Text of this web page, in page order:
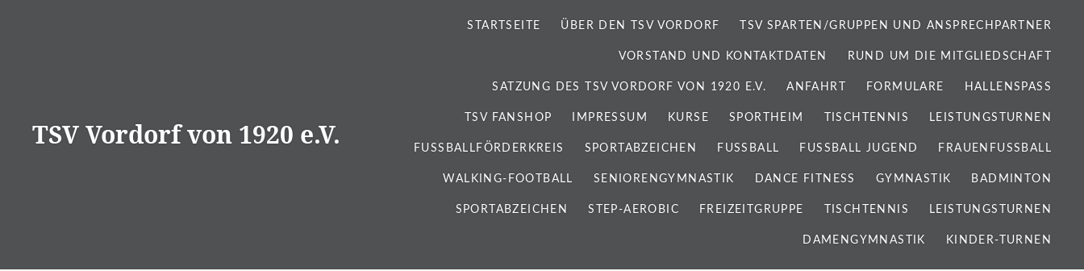
TSV Vordorf von 1920 e.V.
STARTSEITE ÜBER DEN TSV VORDORF TSV SPARTEN/GRUPPEN UND ANSPRECHPARTNER
VORSTAND UND KONTAKTDATEN RUND UM DIE MITGLIEDSCHAFT
SATZUNG DES TSV VORDORF VON 1920 E.V. ANFAHRT FORMULARE HALLENSPASS
TSV FANSHOP IMPRESSUM KURSE SPORTHEIM TISCHTENNIS LEISTUNGSTURNEN
FUSSBALLFÖRDERKREIS SPORTABZEICHEN FUSSBALL FUSSBALL JUGEND FRAUENFUSSBALL
WALKING-FOOTBALL SENIORENGYMNASTIK DANCE FITNESS GYMNASTIK BADMINTON
SPORTABZEICHEN STEP-AEROBIC FREIZEITGRUPPE TISCHTENNIS LEISTUNGSTURNEN
DAMENGYMNASTIK KINDER-TURNEN